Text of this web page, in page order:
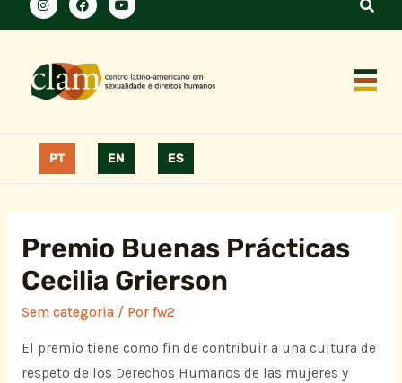
PT EN ES
Premio Buenas Prácticas
Cecilia Grierson
Sem categoria/ Por fw2
El premio tiene como fin de contribuir a una cultura de
respeto de los Derechos Humanos de las mujeres y